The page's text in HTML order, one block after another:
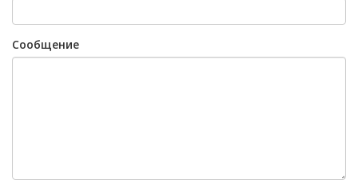
Сообщение